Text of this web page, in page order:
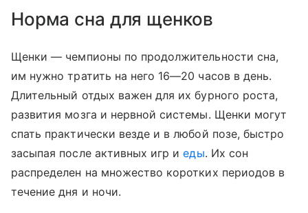
Норма сна для щенков
Щенки — чемпионы по продолжительности сна,
им нужно тратить на него 16—20 часов в день.
Длительный отдых важен для их бурного роста,
развития мозга и нервной системы. Щенки могут
спать практически везде и в любой позе, быстро
засыпая после активных игр иеды. Их сон
распределен на множество коротких периодов в
течение дня и ночи.